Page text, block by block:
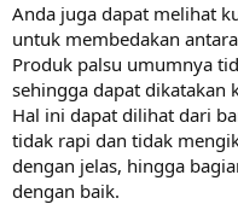
Anda juga dapat melihat
untuk membedakan
Produk palsu umumnya
sehingga dapat dikatakan
Hal ini dapat dilihat dari
tidak rapi dan tidak
dengan jelas, hingga
dengan baik.